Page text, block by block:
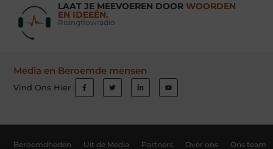
LAAT JE MEEVOEREN DOOR WOORDEN
EN IDEEËN.
Risingflowradio
Media en Beroemde mensen
Vind Ons Hier :
Beroemdheden Uit de Media Partners Over ons Ons team